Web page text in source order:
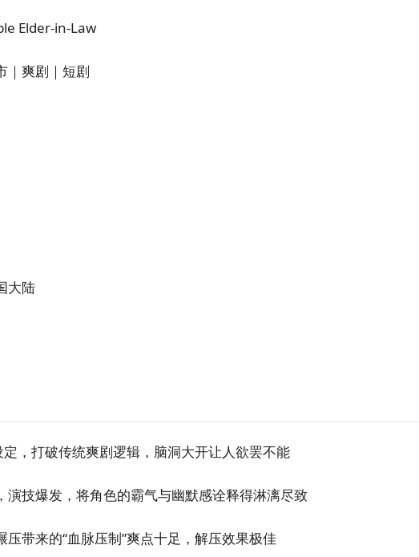
Elder-in-Law
｜爽剧｜短剧
大陆
定，打破传统爽剧逻辑，脑洞大开让人欲罢不能
演技爆发，将角色的霸气与幽默感诠释得淋漓尽致
带来的“血脉压制”爽点十足，解压效果极佳